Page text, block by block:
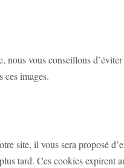
nous vous conseillons
ces images.
site, il vous sera proposé
tard. Ces cookies expirent